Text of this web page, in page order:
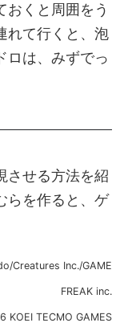
おくと周囲をう
れて行くと、泡
ロは、みずでっ
させる方法を紹
らを作ると、ゲ
Creatures Inc./GAME
FREAK inc.
KOEI TECMO GAMES